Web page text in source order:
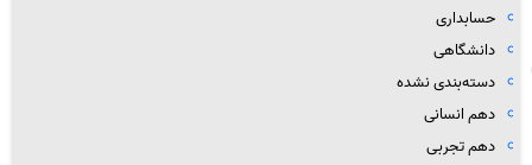
حسابداری
دانشگاهی
دسته‌بندی نشده
دهم انسانی
دهم تجربی